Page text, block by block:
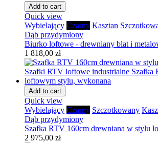
Add to cart
Quick view
Wybielający Czarny Kasztan
Dąb przydymiony
Biurko loftowe - drewniany blat i
1 818,00 zł
Add to cart
Quick view
Wybielający Czarny Szczotkowany
Dąb przydymiony
Szafka RTV 160cm drewniana w stylu
2 975,00 zł